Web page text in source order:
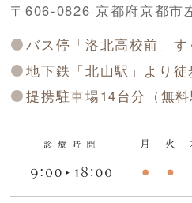
〒606-0826 京都府京都市
バス停「洛北高校前」す
地下鉄「北山駅」より徒
提携駐車場14台分（無料